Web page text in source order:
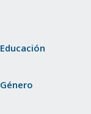
Educación
Género